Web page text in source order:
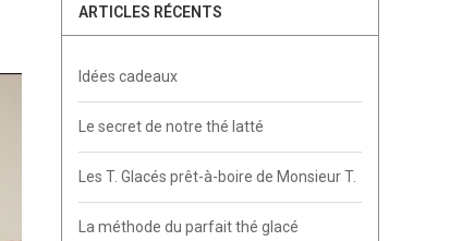
ARTICLES RÉCENTS
Idées cadeaux
Le secret de notre thé latté
Les T. Glacés prêt-à-boire de Monsieur T.
La méthode du parfait thé glacé